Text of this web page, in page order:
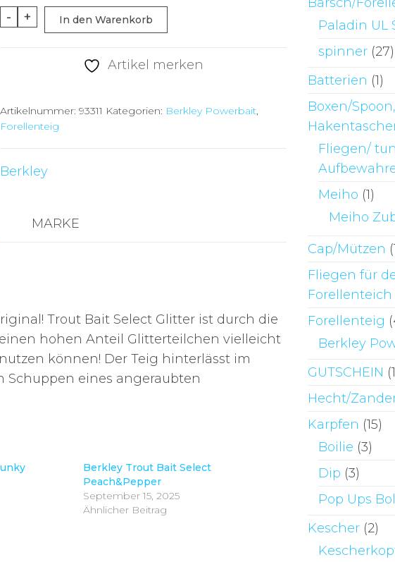
-
Berkley
PowerBait
Glitter
Plum
g
+ In den Warenkorb
Artikel merken
Artikelnummer: 93311 Kategorien: Berkley Powerbait,
Forellenteig
Berkley
MARKE
Trout Bait Select Glitter ist durch die
hohen Anteil Glitterteilchen vielleicht
können! Der Teig hinterlässt im
Schuppen eines angeraubten
Berkley Trout Bait Select
Peach&Pepper
September 15, 2025
Ähnlicher Beitrag
Paladin UL
spinner (27)
Batterien (1)
Boxen/
Fliegen/
Meiho (1)
Meiho
Cap/Mützen
Fliegen für
Forellenteich
Forellenteig
Berkley
GUTSCHEIN
Hecht/
Karpfen (15)
Boilie (3)
Dip (3)
Pop Ups
Kescher (2)